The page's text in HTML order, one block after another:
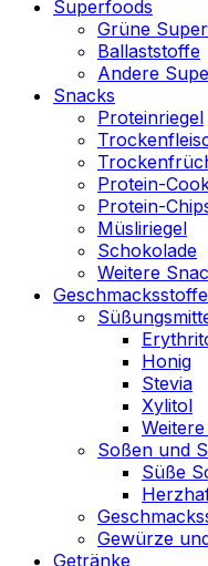
Superfoods
Grüne
Ballaststoffe
Andere
Snacks
Proteinriegel
Protein-
Protein-
Müsliriegel
Schokolade
Weitere
Honig
Stevia
Xylitol
Soßen und
Süße
Gewürze
Getränke